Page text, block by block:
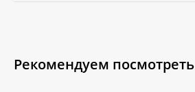
Рекомендуем посмотреть